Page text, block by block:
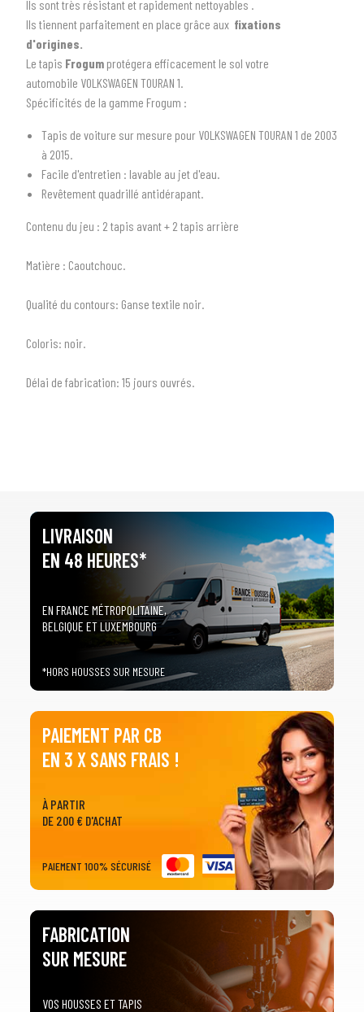
SÉLECTIONNEZ LE TYPE DE VOTRE VÉHICULE
Tous les modèles
Ils sont très résistant et rapidement nettoyables .
Ils tiennent parfaitement en place grâce aux fixations
d'origines.
Le tapis Frogum protégera efficacement le sol votre
automobile VOLKSWAGEN TOURAN 1.
Spécificités de la gamme Frogum :
Tapis de voiture sur mesure pour VOLKSWAGEN TOURAN 1 de 2003
à 2015.
Facile d'entretien : lavable au jet d'eau.
Revêtement quadrillé antidérapant.
Contenu du jeu : 2 tapis avant + 2 tapis arrière
Matière : Caoutchouc.
Qualité du contours: Ganse textile noir.
Coloris: noir.
Délai de fabrication: 15 jours ouvrés.
LIVRAISON
EN 48 HEURES*
EN FRANCE MÉTROPOLITAINE,
BELGIQUE ET LUXEMBOURG
*HORS HOUSSES SUR MESURE
PAIEMENT PAR CB
EN 3 X SANS FRAIS !
À PARTIR
DE 200 € D'ACHAT
PAIEMENT 100% SÉCURISÉ
FABRICATION
SUR MESURE
VOS HOUSSES ET TAPIS